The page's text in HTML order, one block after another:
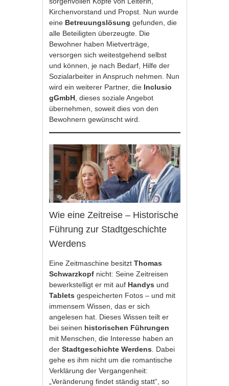
Kirchenvorstand und Propst. Nun wurde
eine Betreuungslösunggefunden, die
alle Beteiligten überzeugte. Die
Bewohner haben Mietverträge,
versorgen sich weitestgehend selbst
und können, je nach Bedarf, Hilfe der
Sozialarbeiter in Anspruch nehmen. Nun
wird ein weiterer Partner, die Inclusio
gGmbH , dieses soziale Angebot
übernehmen, soweit dies von den
Bewohnern gewünscht wird.
Wie eine Zeitreise – Historische
Führung zur Stadtgeschichte
Werdens
Eine Zeitmaschine besitztThomas
Schwarzkopf nicht: Seine Zeitreisen
bewerkstelligt er mit auf Handys und
Tabletsgespeicherten Fotos – und mit
immensem Wissen, das er sich
angelesen hat. Dieses Wissen teilt er
bei seinen historischen Führungen
mit Menschen, die Interesse haben an
derStadtgeschichte Werdens . Dabei
gehe es ihm nicht um die romantische
Verklärung der Vergangenheit:
„Veränderung findet ständig statt“, so